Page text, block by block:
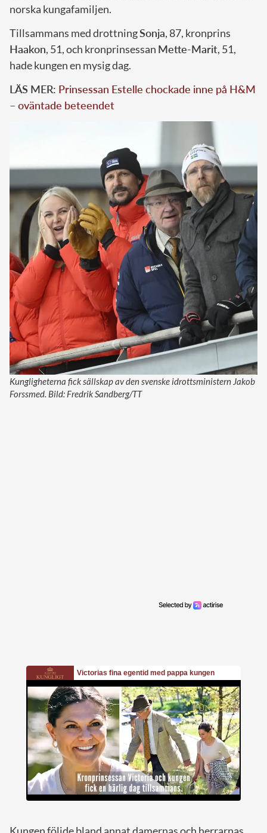
norska kungafamiljen.
Tillsammans med drottningSonja, 87, kronprins
Haakon, 51, och kronprinsessan Mette-Marit, 51,
hade kungen en mysig dag.
LÄS MER: Prinsessan Estelle chockade inne på H&M
– oväntade beteendet
Kungligheterna fick sällskap av den svenske idrottsministern Jakob
Forssmed. Bild: Fredrik Sandberg/TT